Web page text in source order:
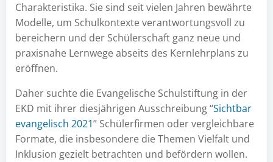
Charakteristika. Sie sind seit vielen Jahren bewährte
Modelle, um Schulkontexte verantwortungsvoll zu
bereichern und der Schülerschaft ganz neue und
praxisnahe Lernwege abseits des Kernlehrplans zu
eröffnen.
Daher suchte die Evangelische Schulstiftung in der
EKD mit ihrer diesjährigen Ausschreibung “Sichtbar
evangelisch 2021” Schülerfirmen oder vergleichbare
Formate, die insbesondere die Themen Vielfalt und
Inklusion gezielt betrachten und befördern wollen.